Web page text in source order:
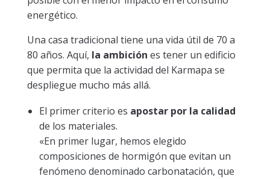
energético.
Una casa tradicional tiene una vida útil de 70 a
80 años. Aquí, la ambición es tener un edificio
que permita que la actividad del Karmapa se
despliegue mucho más allá.
El primer criterio es apostar por la calidad
de los materiales.
«En primer lugar, hemos elegido
composiciones de hormigón que evitan un
fenómeno denominado carbonatación, que